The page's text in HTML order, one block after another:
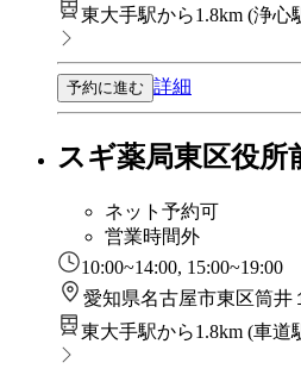
東大手駅から1.8km (浄心
予約に進む 詳細
スギ薬局東区役所
ネット予約可
営業時間外
10:00~14:00, 15:00~19:00
愛知県名古屋市東区筒井
東大手駅から1.8km (車道